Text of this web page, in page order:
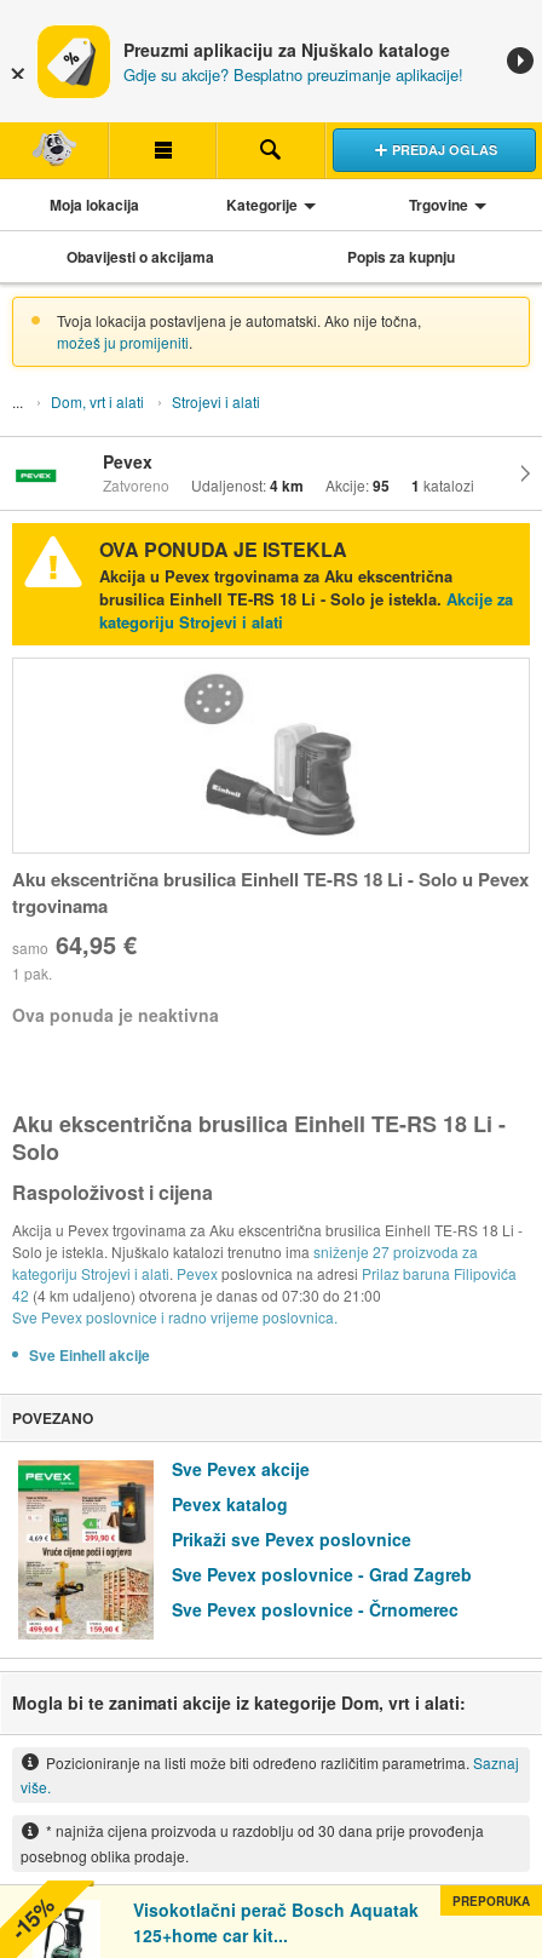
Preuzmi aplikaciju za Njuškalo kataloge
Gdje su akcije? Besplatno preuzimanje aplikacije!
PREDAJ OGLAS
Moja lokacija Kategorije Trgovine
Obavijesti o akcijama Popis za kupnju
Tvoja lokacija postavljena je automatski. Ako nije točna,
možeš ju promijeniti.
Dom, vrt i alati Strojevi i alati
Pevex
Zatvoreno Udaljenost:4 km Akcije:95 1 katalozi
OVA PONUDA JE ISTEKLA
Akcija u Pevex trgovinama za Aku ekscentrična
brusilica Einhell TE-RS 18 Li - Solo je istekla. Akcije za
kategoriju Strojevi i alati
Aku ekscentrična brusilica Einhell TE-RS 18 Li - Solo u Pevex
trgovinama
samo 64,95 €
1 pak.
Ova ponuda je neaktivna
Aku ekscentrična brusilica Einhell TE-RS 18 Li -
Solo
Raspoloživost i cijena
Akcija u Pevex trgovinama za Aku ekscentrična brusilica Einhell TE-RS 18 Li -
Solo je istekla. Njuškalo katalozi trenutno ima sniženje 27 proizvoda za
kategoriju Strojevi i alati. Pevexposlovnica na adresi Prilaz baruna Filipovića
42 (4 km udaljeno) otvorena je danas od 07:30 do 21:00
Sve Pevex poslovnice i radno vrijeme poslovnica.
Sve Einhell akcije
POVEZANO
Sve Pevex akcije
Pevex katalog
Prikaži sve Pevex poslovnice
Sve Pevex poslovnice - Grad Zagreb
Sve Pevex poslovnice - Črnomerec
Mogla bi te zanimati akcije iz kategorije Dom, vrt i alati:
Pozicioniranje na listi može biti određeno različitim parametrima. Saznaj
više.
* najniža cijena proizvoda u razdoblju od 30 dana prije provođenja
posebnog oblika prodaje.
Visokotlačni perač Bosch Aquatak
125+home car kit...
PREPORUKA
-15%